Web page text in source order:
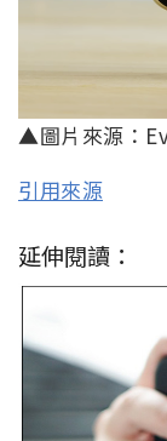
▲圖片來源：
引用來源
延伸閱讀：